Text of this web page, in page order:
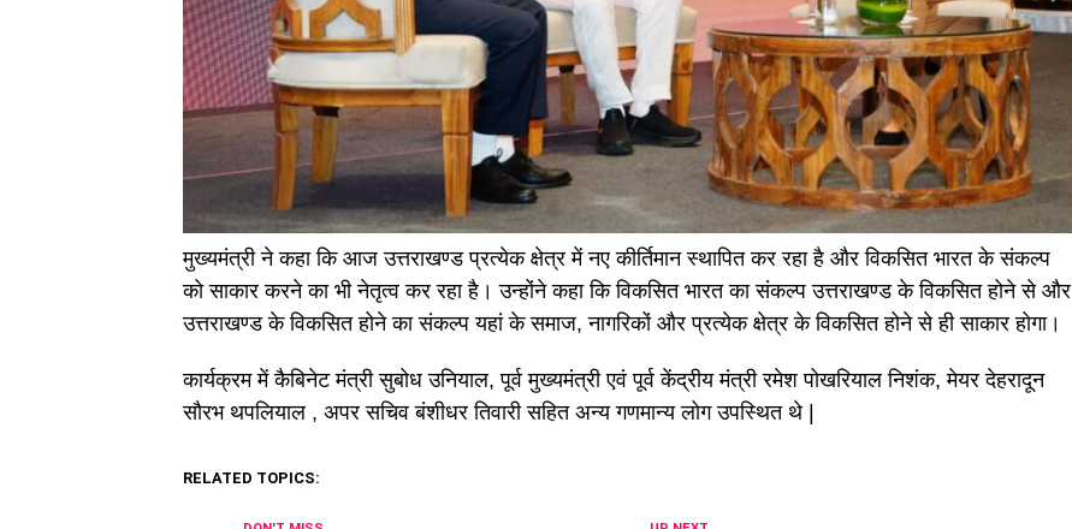
मुख्यमंत्री ने कहा कि आज उत्तराखण्ड प्रत्येक क्षेत्र में नए कीर्तिमान स्थापित कर रहा है और विकसित भारत के संकल्प
को साकार करने का भी नेतृत्व कर रहा है। उन्होंने कहा कि विकसित भारत का संकल्प उत्तराखण्ड के विकसित होने से और
उत्तराखण्ड के विकसित होने का संकल्प यहां के समाज, नागरिकों और प्रत्येक क्षेत्र के विकसित होने से ही साकार होगा।
कार्यक्रम में कैबिनेट मंत्री सुबोध उनियाल, पूर्व मुख्यमंत्री एवं पूर्व केंद्रीय मंत्री रमेश पोखरियाल निशंक, मेयर देहरादून
सौरभ थपलियाल , अपर सचिव बंशीधर तिवारी सहित अन्य गणमान्य लोग उपस्थित थे |
RELATED TOPICS: